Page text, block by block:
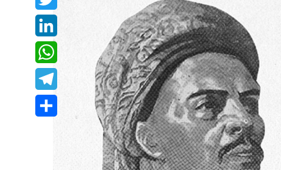
Twitter
LinkedIn
WhatsApp
Telegram